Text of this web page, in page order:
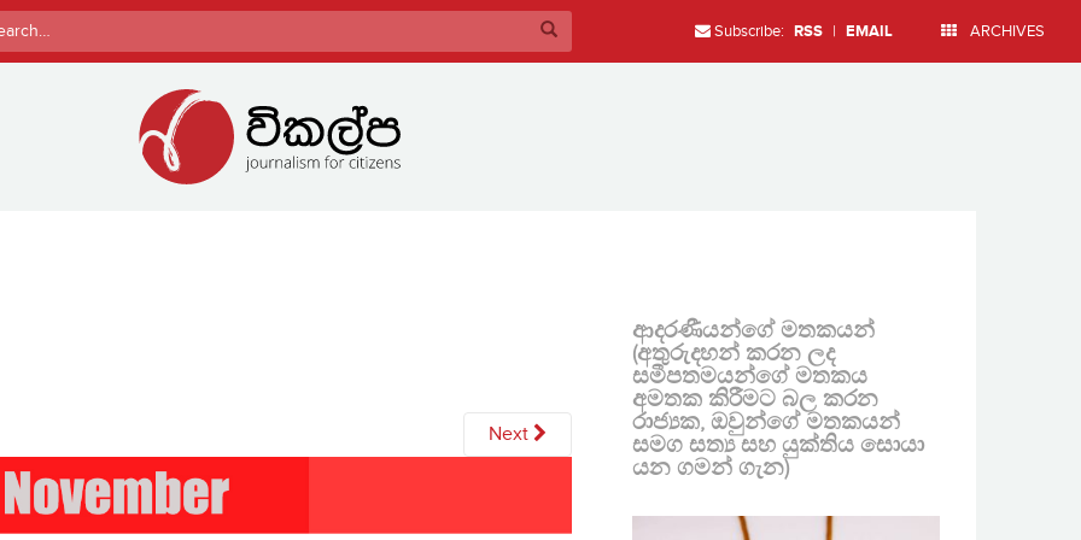
Subscribe: RSS | EMAIL ARCHIVES
Next
ආදරණීයන්ගේ මතකයන්
(අතුරුදහන් කරන ලද
සමීපතමයන්ගේ මතකය
අමතක කිරීමට බල කරන
රාජ්‍යක, ඔවුන්ගේ මතකයන්
සමග සත්‍ය සහ යුක්තිය සොයා
යන ගමන් ගැන)